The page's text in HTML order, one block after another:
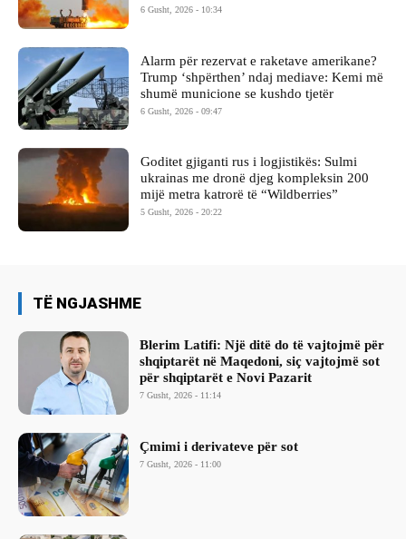
6 Gusht, 2026 - 10:34
Alarm për rezervat e raketave amerikane?
Trump ‘shpërthen’ ndaj mediave: Kemi më
shumë municione se kushdo tjetër
6 Gusht, 2026 - 09:47
Goditet gjiganti rus i logjistikës: Sulmi
ukrainas me dronë djeg kompleksin 200
mijë metra katrorë të “Wildberries”
5 Gusht, 2026 - 20:22
TË NGJASHME
Blerim Latifi: Një ditë do të vajtojmë për
shqiptarët në Maqedoni, siç vajtojmë sot
për shqiptarët e Novi Pazarit
7 Gusht, 2026 - 11:14
Çmimi i derivateve për sot
7 Gusht, 2026 - 11:00